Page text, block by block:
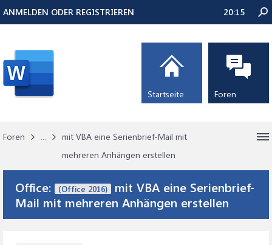
Foren ...
mit VBA eine Serienbrief-Mail mit
mehreren Anhängen erstellen
Office: (Office 2016)
mit VBA eine Serienbrief-
Mail mit mehreren Anhängen erstellen
ANMELDEN ODER REGISTRIEREN 20:15
Startseite Foren